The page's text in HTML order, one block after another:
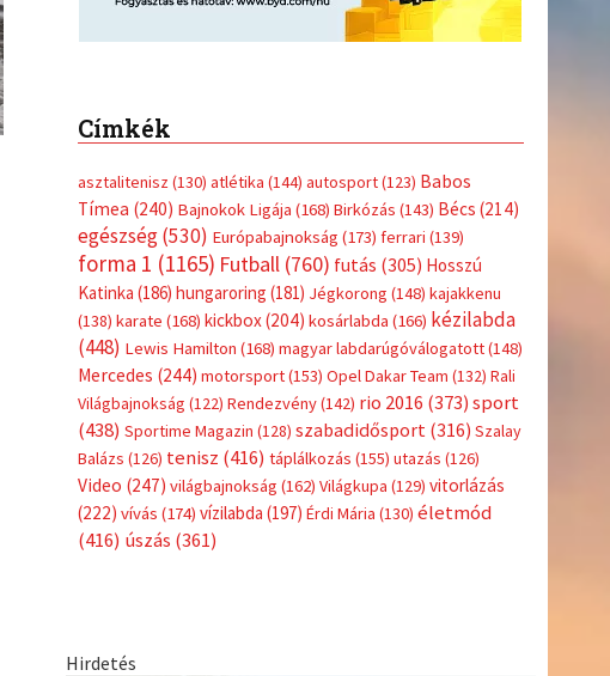
Címkék
asztalitenisz (130) atlétika (144) autosport(123) Babos
Tímea (240) Bajnokok Ligája (168) Birkózás (143) Bécs (214)
egészség(530) Európabajnokság (173) ferrari (139)
forma 1 (1165) Futball(760) futás (305) Hosszú
Katinka (186) hungaroring (181) Jégkorong (148) kajakkenu
(138) karate (168) kickbox(204) kosárlabda (166) kézilabda
(448) Lewis Hamilton (168) magyar labdarúgóválogatott(148)
Mercedes (244) motorsport(153) Opel Dakar Team (132) Rali
Világbajnokság (122) Rendezvény(142) rio 2016 (373) sport
(438) Sportime Magazin (128) szabadidősport (316) Szalay
Balázs (126) tenisz (416) táplálkozás (155) utazás (126)
Video (247) világbajnokság (162) Világkupa (129) vitorlázás
(222) vívás (174) vízilabda (197) Érdi Mária (130) életmód
(416) úszás (361)
Hirdetés